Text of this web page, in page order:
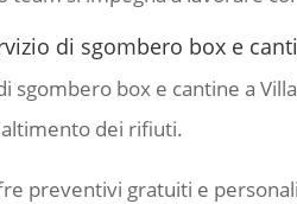
di sgombero box e
sgombero box e cantine a
dei rifiuti.
preventivi gratuiti e